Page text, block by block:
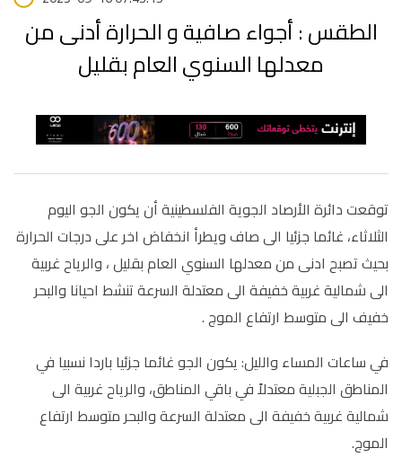
الطقس : أجواء صافية و الحرارة أدنى من
معدلها السنوي العام بقليل
توقعت دائرة الأرصاد الجوية الفلسطينية أن يكون الجو اليوم
الثلاثاء، غائما جزئيا الى صاف ويطرأ انخفاض اخر على درجات الحرارة
بحيث تصبح ادنى من معدلها السنوي العام بقليل ، والرياح غربية
الى شمالية غربية خفيفة الى معتدلة السرعة تنشط احيانا والبحر
خفيف الى متوسط ارتفاع الموج .
في ساعات المساء والليل: يكون الجو غائما جزئيا باردا نسبيا في
المناطق الجبلية معتدلاً في باقي المناطق، والرياح غربية الى
شمالية غربية خفيفة الى معتدلة السرعة والبحر متوسط ارتفاع
الموج.